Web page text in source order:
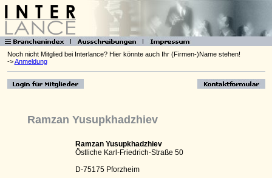
Noch nicht Mitglied bei Interlance? Hier könnte auch Ihr (Firmen-)Name stehen!
->Anmeldung
Ramzan Yusupkhadzhiev
Ramzan Yusupkhadzhiev
Östliche Karl-Friedrich-Straße 50
D-75175 Pforzheim